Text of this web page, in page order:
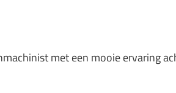
met een mooie ervaring